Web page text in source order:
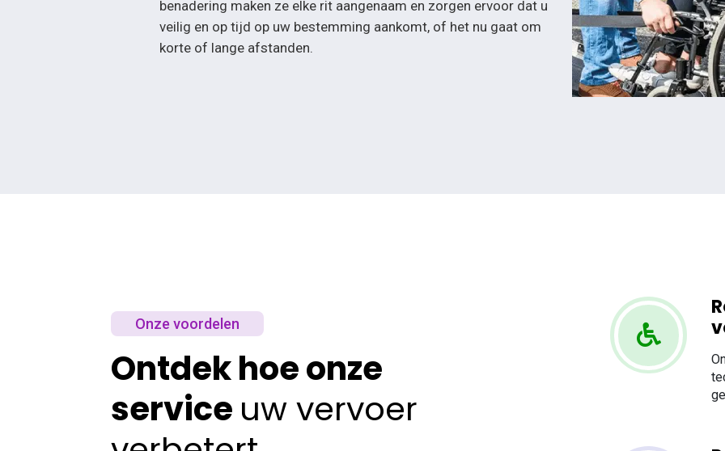
benadering maken ze elke rit aangenaam en zorgen ervoor dat u
veilig en op tijd op uw bestemming aankomt, of het nu gaat om
korte of lange afstanden.
Onze voordelen
Ontdek hoe onze
service uw vervoer